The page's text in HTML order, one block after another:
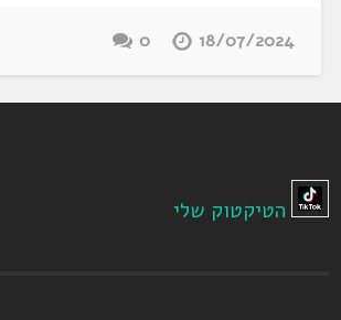
18/07/2024
0
הטיקטוק שלי